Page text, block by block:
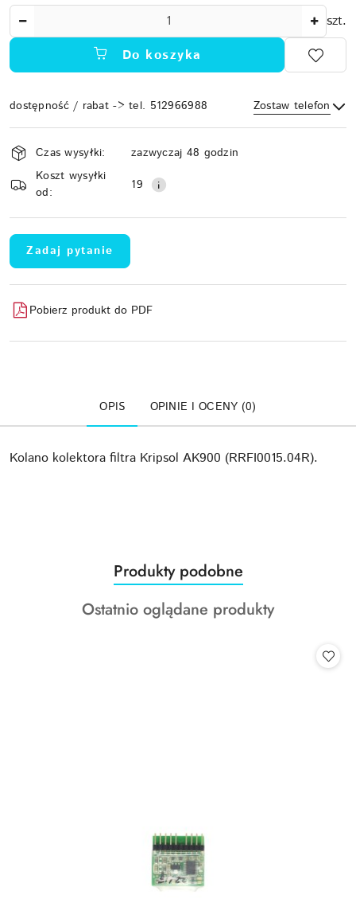
szt.
Do koszyka
dostępność / rabat -> tel. 512966988 Zostaw telefon
Wyślij
Dostępność
i
dostawa
Czas wysyłki:
zazwyczaj 48 godzin
Koszt wysyłki
od:
19
Zadaj pytanie
Pobierz produkt do PDF
OPIS OPINIE I OCENY (0)
Kolano kolektora filtra Kripsol AK900 (RRFI0015.04R).
Pomiń karuzelę produktów
Produkty
o
statusie:
Produkty podobne
Produkty
Ostatnio oglądane produkty